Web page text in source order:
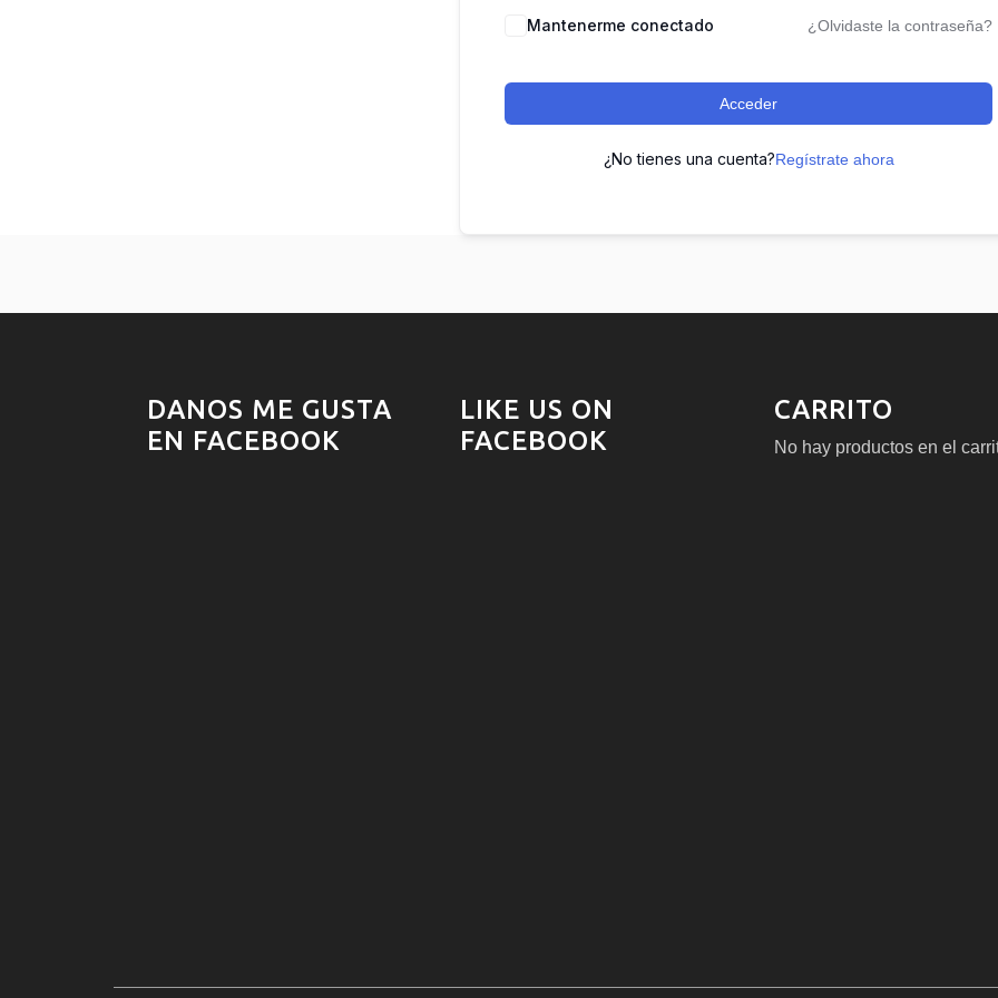
Mantenerme conectado ¿Olvidaste la contraseña?
Acceder
¿No tienes una cuenta?Regístrate ahora
DANOS ME GUSTA
EN FACEBOOK
LIKE US ON
FACEBOOK
CARRITO
No hay productos en el